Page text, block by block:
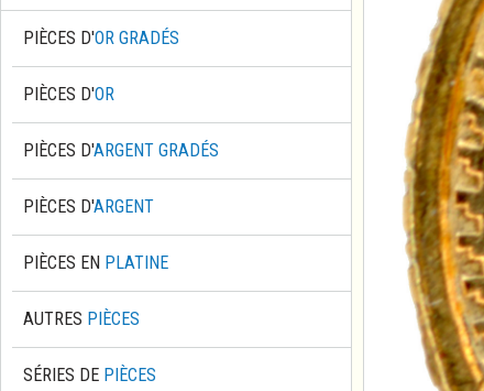
PIÈCES D'OR GRADÉS
PIÈCES D'OR
PIÈCES D'ARGENT GRADÉS
PIÈCES D'ARGENT
PIÈCES EN PLATINE
AUTRES PIÈCES
SÉRIES DE PIÈCES